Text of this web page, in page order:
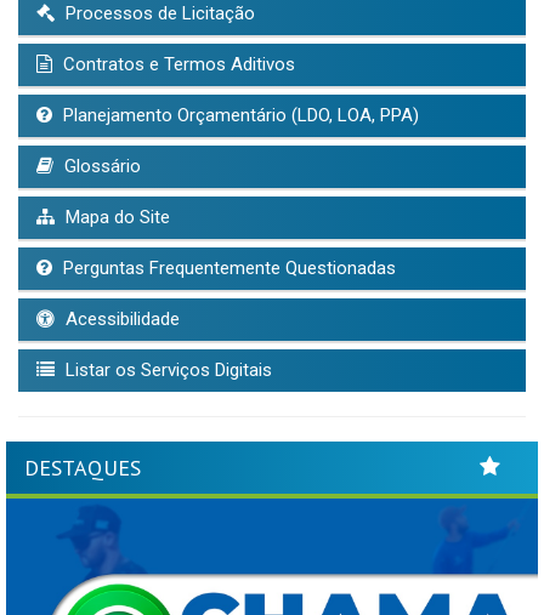
Processos de Licitação
Contratos e Termos Aditivos
Planejamento Orçamentário (LDO, LOA, PPA)
Glossário
Mapa do Site
Perguntas Frequentemente Questionadas
Acessibilidade
Listar os Serviços Digitais
DESTAQUES